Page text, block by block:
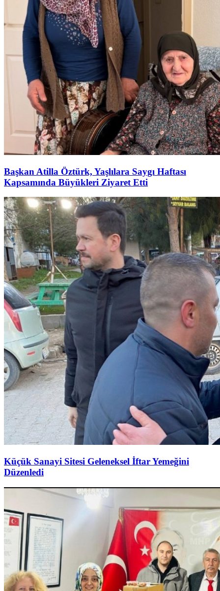
Başkan Atilla Öztürk, Yaşlılara Saygı Haftası
Kapsamında Büyükleri Ziyaret Etti
Küçük Sanayi Sitesi Geleneksel İftar Yemeğini
Düzenledi